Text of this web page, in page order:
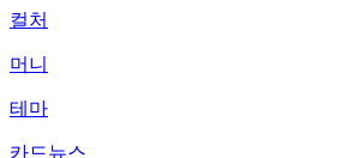
컬처
머니
테마
카드뉴스